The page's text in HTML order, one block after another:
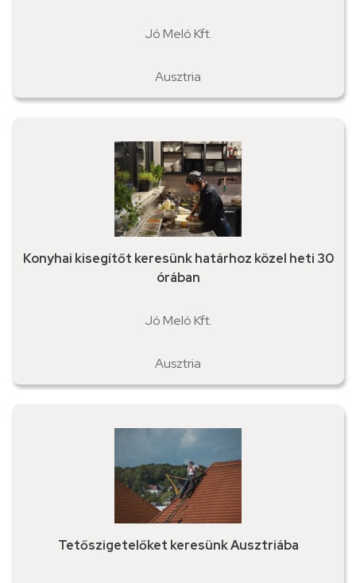
Jó Meló Kft.
Ausztria
Konyhai kisegítőt keresünk határhoz közel heti 30
órában
Jó Meló Kft.
Ausztria
Tetőszigetelőket keresünk Ausztriába